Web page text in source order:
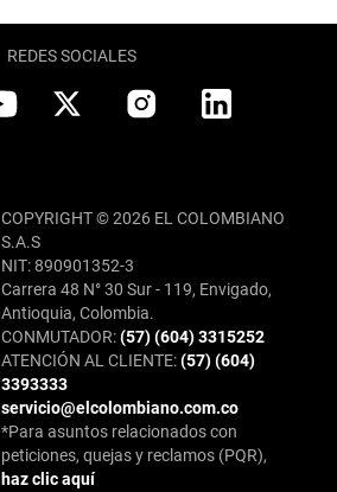
REDES SOCIALES
COPYRIGHT © 2026 EL COLOMBIANO
S.A.S
NIT: 890901352-3
Carrera 48 N° 30 Sur - 119, Envigado,
Antioquia, Colombia.
CONMUTADOR:(57) (604) 3315252
ATENCIÓN AL CLIENTE:(57) (604)
3393333
servicio@elcolombiano.com.co
*Para asuntos relacionados con
peticiones, quejas y reclamos (PQR),
haz clic aquí